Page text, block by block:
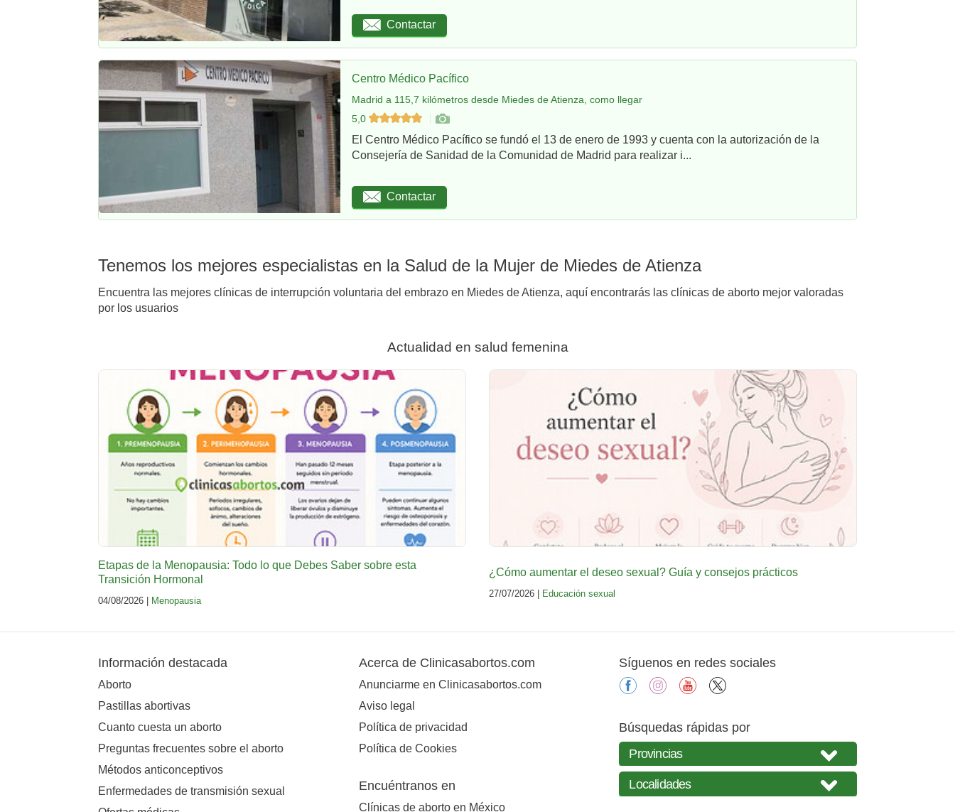
Contactar
Centro Médico Pacífico
Madrid a 115,7 kilómetros desde Miedes de Atienza, como llegar
5,0
El Centro Médico Pacífico se fundó el 13 de enero de 1993 y cuenta con la autorización de la
Consejería de Sanidad de la Comunidad de Madrid para realizar i...
Contactar
Tenemos los mejores especialistas en la Salud de la Mujer de Miedes de Atienza
Encuentra las mejores clínicas de interrupción voluntaria del embrazo en Miedes de Atienza, aquí encontrarás las clínicas de aborto mejor valoradas
por los usuarios
Actualidad en salud femenina
Etapas de la Menopausia: Todo lo que Debes Saber sobre esta
Transición Hormonal
04/08/2026 | Menopausia
¿Cómo aumentar el deseo sexual? Guía y consejos prácticos
27/07/2026 | Educación sexual
Información destacada
Aborto
Pastillas abortivas
Cuanto cuesta un aborto
Preguntas frecuentes sobre el aborto
Métodos anticonceptivos
Enfermedades de transmisión sexual
Acerca de Clinicasabortos.com
Anunciarme en Clinicasabortos.com
Aviso legal
Política de privacidad
Política de Cookies
Encuéntranos en
Clínicas de aborto en México
Síguenos en redes sociales
facebookinstagramyoutube
Búsquedas rápidas por